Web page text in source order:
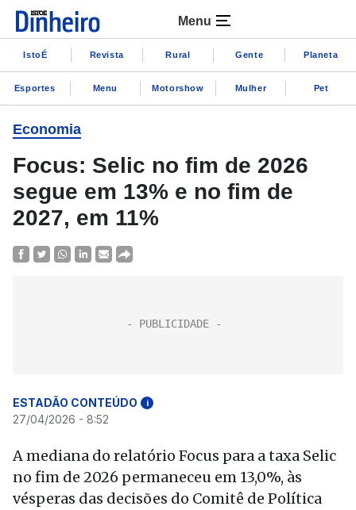
Menu
IstoÉ Revista Rural Gente Planeta
Esportes Menu Motorshow Mulher Pet
Economia
Focus: Selic no fim de 2026
segue em 13% e no fim de
2027, em 11%
ESTADÃO CONTEÚDO i
27/04/2026 - 8:52
A mediana do relatório Focus para a taxa Selic
no fim de 2026 permaneceu em 13,0%, às
vésperas das decisões do Comitê de Política